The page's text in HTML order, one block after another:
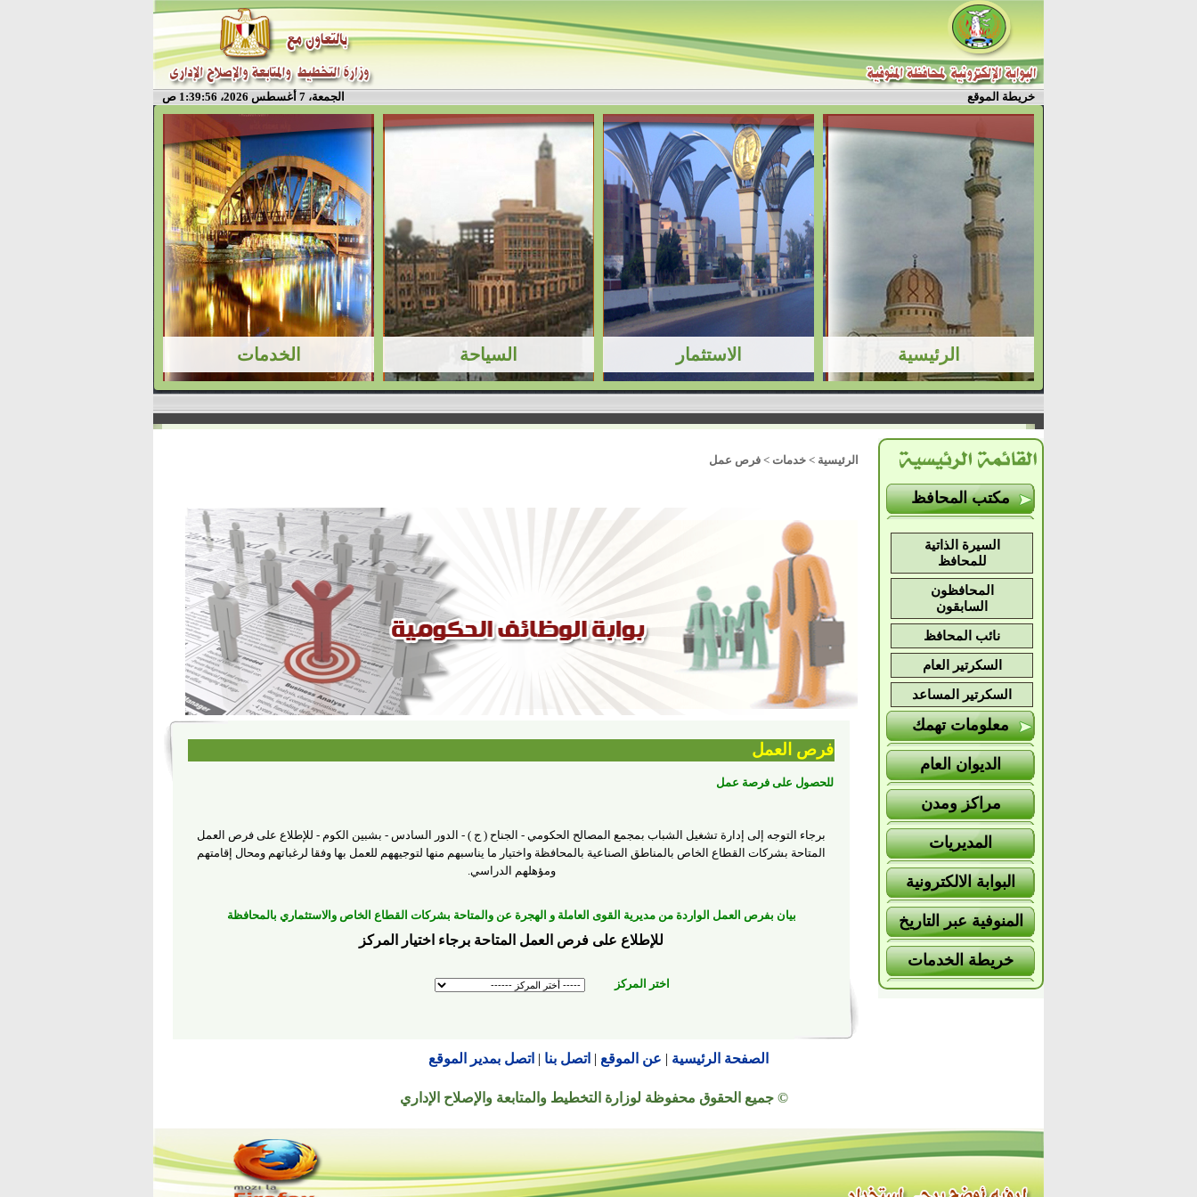
خريطة الموقع الجمعة، 7 أغسطس 2026، 1:39:56 ص
مكتب المحافظ
السيرة الذاتية
للمحافظ
المحافظون
السابقون
نائب المحافظ
السكرتير العام
السكرتير المساعد
معلومات تهمك
الديوان العام
مراكز ومدن
المديريات
البوابة الالكترونية
المنوفية عبر التاريخ
خريطة الخدمات
الرئيسية > خدمات > فرص عمل
فرص العمل
للحصول على فرصة عمل
برجاء التوجه إلى إدارة تشغيل الشباب بمجمع المصالح الحكومي - الجناح ( ج ) - الدور السادس - بشبين الكوم - للإطلاع على فرص العمل
المتاحة بشركات القطاع الخاص بالمناطق الصناعية بالمحافظة واختيار ما يناسبهم منها لتوجيههم للعمل بها وفقا لرغباتهم ومحال إقامتهم
ومؤهلهم الدراسي.
بيان بفرص العمل الواردة من مديرية القوى العاملة و الهجرة عنو المتاحة بشركات القطاع الخاص والاستثماري بالمحافظة
للإطلاع على فرص العمل المتاحة برجاء اختيار المركز
اختر المركز
الصفحة الرئيسية | عن الموقع | اتصل بنا | اتصل بمدير الموقع
© جميع الحقوق محفوظة لوزارة التخطيط والمتابعة والإصلاح الإداري